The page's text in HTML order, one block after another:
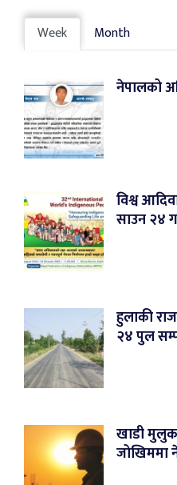
Week Month
नेपालको
विश्व
साउन २४
हुलाकी
२४ पुल
खाडी
जोखिममा